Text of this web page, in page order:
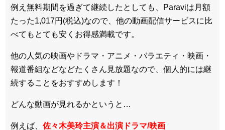
例え無料期間を過ぎて継続したとしても、Paraviは月額
たった1,017円(税込)なので、他の動画配信サービスに比
べてもとても安くお得感満載です。
他の人気の映画やドラマ・アニメ・バラエティ・映画・
報道番組などなどたくさん見放題なので、個人的には継
続することをおすすめします！
どんな動画が見れるかというと…
例えば、 佐々木美玲主演＆出演ドラマ/映画